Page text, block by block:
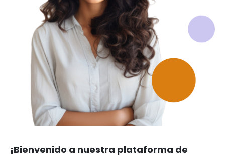
¡Bienvenido a nuestra plataforma de